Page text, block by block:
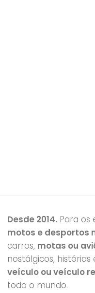
Desde 2014. Para os
motos e desportos
carros, motas ou
nostálgicos,
veículo ou veículo
todo o mundo.